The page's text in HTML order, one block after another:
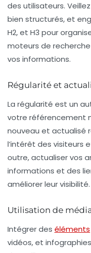
des utilisateurs.
bien structurés, et
H2, et H3 pour
moteurs de
vos informations.
Régularité et
La régularité est un
votre référencement
nouveau et actualisé
l’intérêt des visiteurs
outre, actualiser vos
informations et des
améliorer leur visibilité.
Utilisation de
Intégrer des éléments
vidéos, et